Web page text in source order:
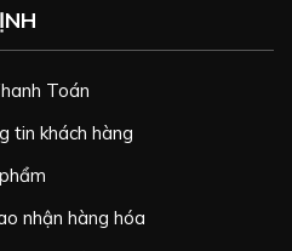
Toán
tin khách hàng
nhận hàng hóa